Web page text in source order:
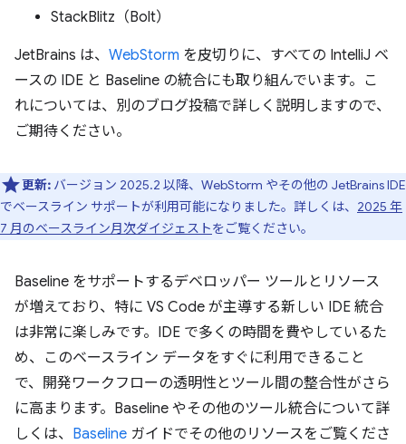
StackBlitz（Bolt）
JetBrains は、 WebStorm を皮切りに、すべての IntelliJ ベ
ースの IDE と Baseline の統合にも取り組んでいます。こ
れについては、別のブログ投稿で詳しく説明しますので、
ご期待ください。
更新: バージョン 2025.2 以降、WebStorm やその他の JetBrains IDE
でベースライン サポートが利用可能になりました。詳しくは、 2025 年
7 月のベースライン月次ダイジェストをご覧ください。
Baseline をサポートするデベロッパー ツールとリソース
が増えており、特に VS Code が主導する新しい IDE 統合
は非常に楽しみです。IDE で多くの時間を費やしているた
め、このベースライン データをすぐに利用できること
で、開発ワークフローの透明性とツール間の整合性がさら
に高まります。Baseline やその他のツール統合について詳
しくは、 Baseline ガイドでその他のリソースをご覧くださ